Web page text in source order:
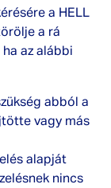
a HELL
a rá
az alábbi
abból a
vagy más
alapját
nincs